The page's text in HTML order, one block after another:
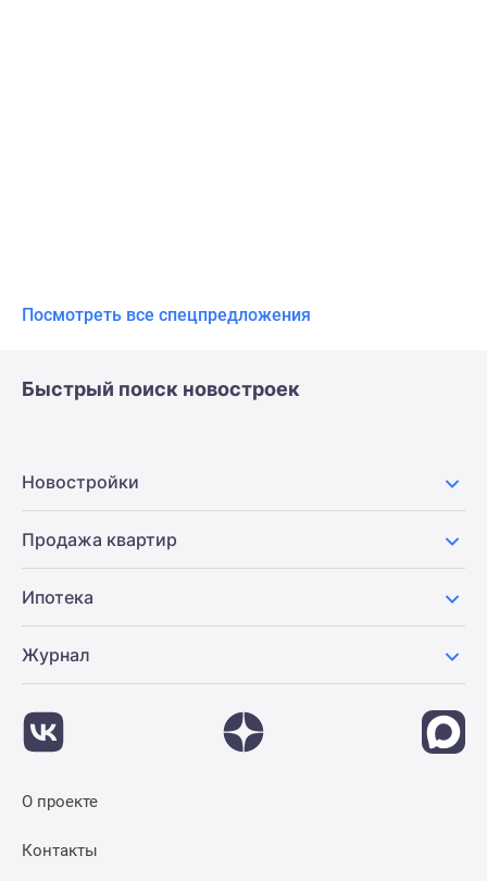
Посмотреть все спецпредложения
Быстрый поиск новостроек
Новостройки
Продажа квартир
Ипотека
Журнал
О проекте
Контакты